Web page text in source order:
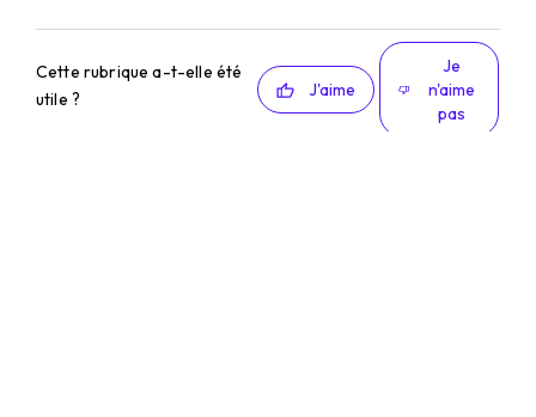
Cette rubrique a-t-elle été
utile ?
J'aime
Je
n'aime
pas